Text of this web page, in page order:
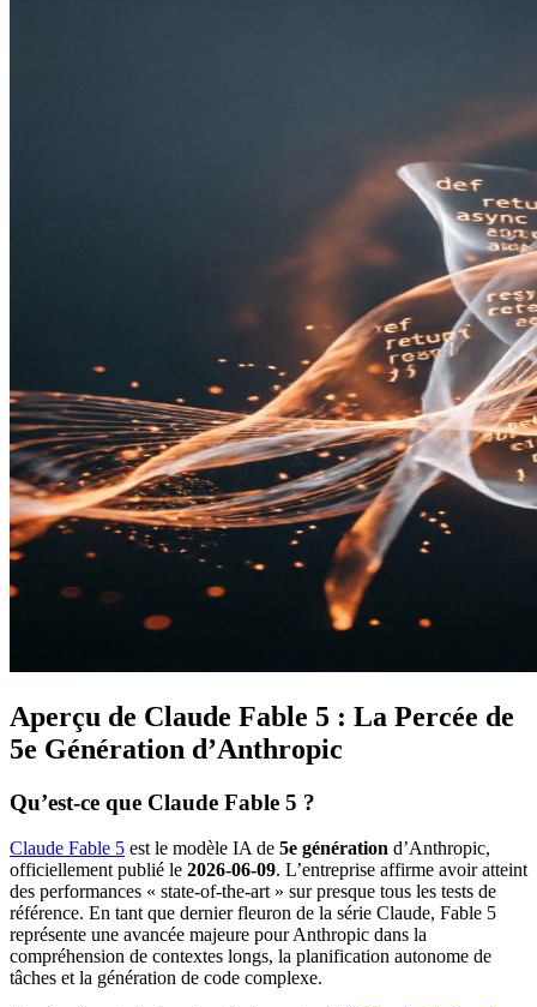
Aperçu de Claude Fable 5 : La Percée de
5e Génération d’Anthropic
Qu’est-ce que Claude Fable 5 ?
Claude Fable 5 est le modèle IA de 5e génération d’Anthropic,
officiellement publié le 2026-06-09. L’entreprise affirme avoir atteint
des performances « state-of-the-art » sur presque tous les tests de
référence. En tant que dernier fleuron de la série Claude, Fable 5
représente une avancée majeure pour Anthropic dans la
compréhension de contextes longs, la planification autonome de
tâches et la génération de code complexe.